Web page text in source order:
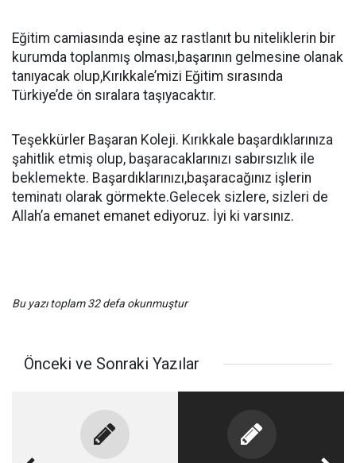
Eğitim camiasında eşine az rastlanıt bu niteliklerin bir
kurumda toplanmış olması,başarının gelmesine olanak
tanıyacak olup,Kırıkkale’mizi Eğitim sırasında
Türkiye’de ön sıralara taşıyacaktır.
Teşekkürler Başaran Koleji. Kırıkkale başardıklarınıza
şahitlik etmiş olup, başaracaklarınızı sabırsızlık ile
beklemekte. Başardıklarınızı,başaracağınız işlerin
teminatı olarak görmekte.Gelecek sizlere, sizleri de
Allah’a emanet emanet ediyoruz. İyi ki varsınız.
Bu yazı toplam 32 defa okunmuştur
Önceki ve Sonraki Yazılar